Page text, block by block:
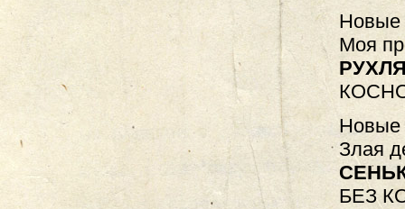
Новые
Моя
Новые
Злая
БЕЗ